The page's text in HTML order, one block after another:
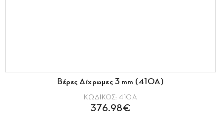
Βέρες Δίχρωμες 3 mm (410Α)
ΚΩΔΙΚΟΣ: 410Α
376.98€